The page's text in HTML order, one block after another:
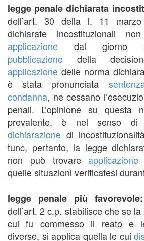
legge penale dichiarata
dell’art. 30 della l. 11
dichiarate incostituzionali
applicazione dal giorno
pubblicazione della
applicazione delle norma
è stata pronunciata
condanna, ne cessano
penali. L’opinione su questa
prevalente, è nel senso
dichiarazione di
tunc, pertanto, la legge
non può trovareapplicazione
quelle situazioni verificatesi
legge penale più favorevole:
dell’art. 2 c.p. stabilisce che se
cui fu commesso il reato e
diverse, si applica quella le cui